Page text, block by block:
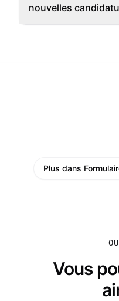
nouvelles
Plus dans
Vous